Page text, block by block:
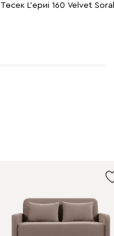
Төсек L'ериi 160 Velvet Soral